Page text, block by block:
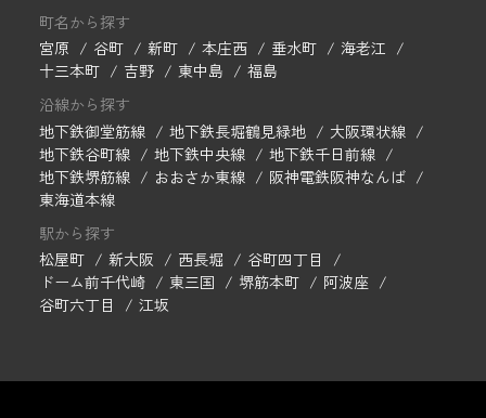
町名から探す
宮原
谷町 新町 本庄西 垂水町
海老江
十三本町
吉野 東中島
福島
沿線から探す
地下鉄御堂筋線
地下鉄長堀鶴見緑地
大阪環状線
地下鉄谷町線
地下鉄中央線
地下鉄千日前線
地下鉄堺筋線
おおさか東線
阪神電鉄阪神なんば
東海道本線
駅から探す
松屋町
新大阪 西長堀
谷町四丁目
ドーム前千代崎
東三国 堺筋本町
阿波座
谷町六丁目
江坂